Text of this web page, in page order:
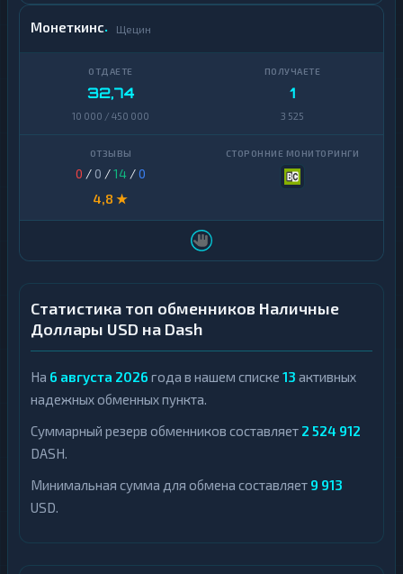
Монеткинс Щецин
32,74
10 000 / 450 000
1
3 525
0 / 0 /14 /0
4,8 ★
Статистика топ обменников Наличные
Доллары USD на Dash
На 6 августа 2026 года в нашем списке 13 активных
надежных обменных пункта.
Суммарный резерв обменников составляет 2 524 912
DASH.
Минимальная сумма для обмена составляет 9 913
USD.